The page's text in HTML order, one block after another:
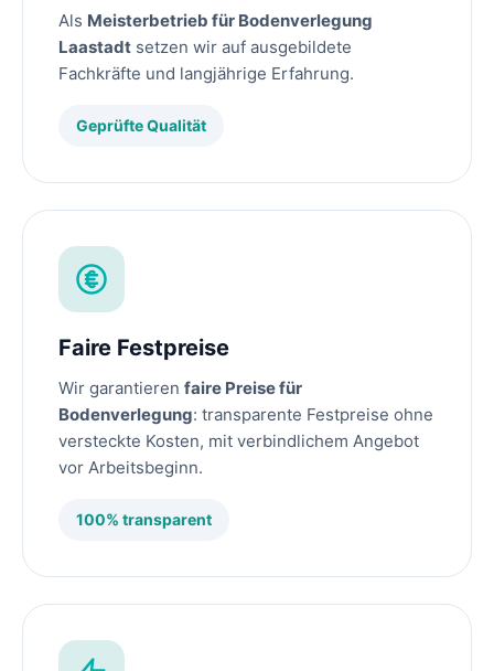
Als Meisterbetrieb für Bodenverlegung
Laastadt setzen wir auf ausgebildete
Fachkräfte und langjährige Erfahrung.
Geprüfte Qualität
Faire Festpreise
Wir garantieren faire Preise für
Bodenverlegung: transparente Festpreise ohne
versteckte Kosten, mit verbindlichem Angebot
vor Arbeitsbeginn.
100% transparent